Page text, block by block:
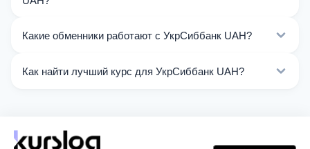
УкрСиббанк UAH. Выберите нужное направление из
Какие обменники работают с УкрСиббанк UAH?
операции с УкрСиббанк UAH.
Как найти лучший курс для УкрСиббанк UAH?
реальном времени.